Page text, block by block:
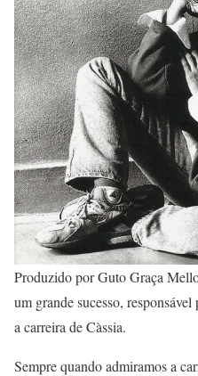
Produzido por Guto Graça
um grande sucesso,
a carreira de Càssia.
Sempre quando admiramos a